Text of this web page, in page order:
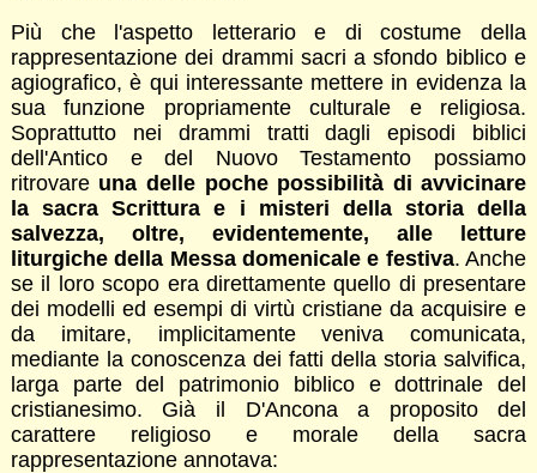
Più che l'aspetto letterario e di costume della
rappresentazione dei drammi sacri a sfondo biblico e
agiografico, è qui interessante mettere in evidenza la
sua funzione propriamente culturale e religiosa.
Soprattutto nei drammi tratti dagli episodi biblici
dell'Antico e del Nuovo Testamento possiamo
ritrovare una delle poche possibilità di avvicinare
la sacra Scrittura e i misteri della storia della
salvezza, oltre, evidentemente, alle letture
liturgiche della Messa domenicale e festiva. Anche
se il loro scopo era direttamente quello di presentare
dei modelli ed esempi di virtù cristiane da acquisire e
da imitare, implicitamente veniva comunicata,
mediante la conoscenza dei fatti della storia salvifica,
larga parte del patrimonio biblico e dottrinale del
cristianesimo. Già il D'Ancona a proposito del
carattere religioso e morale della sacra
rappresentazione annotava: